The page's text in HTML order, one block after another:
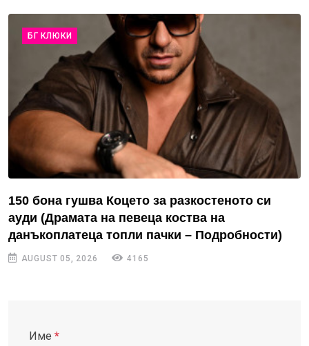
БГ КЛЮКИ
150 бона гушва Коцето за разкостеното си
ауди (Драмата на певеца коства на
данъкоплатеца топли пачки – Подробности)
AUGUST 05, 2026 4165
Име *